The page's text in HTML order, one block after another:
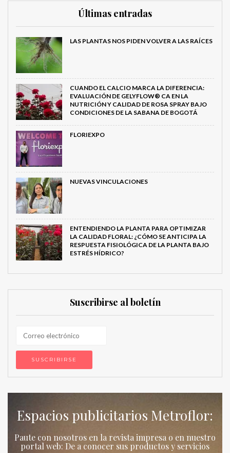
Últimas entradas
LAS PLANTAS NOS PIDEN VOLVER A LAS RAÍCES
CUANDO EL CALCIO MARCA LA DIFERENCIA:
EVALUACIÓN DE GELYFLOW® CA EN LA
NUTRICIÓN Y CALIDAD DE ROSA SPRAY BAJO
CONDICIONES DE LA SABANA DE BOGOTÁ
FLORIEXPO
NUEVAS VINCULACIONES
ENTENDIENDO LA PLANTA PARA OPTIMIZAR
LA CALIDAD FLORAL: ¿CÓMO SE ANTICIPA LA
RESPUESTA FISIOLÓGICA DE LA PLANTA BAJO
ESTRÉS HÍDRICO?
Suscribirse al boletín
Espacios publicitarios Metroflor:
Paute con nosotros en la revista impresa o en nuestro
portal web: De a conocer sus productos y servicios